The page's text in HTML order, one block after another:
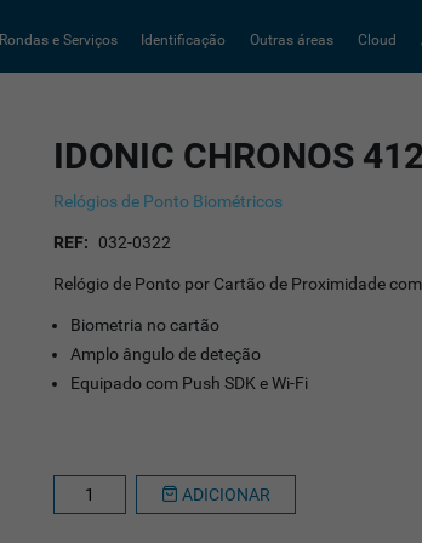
Rondas e Serviços Identificação Outras áreas Cloud
IDONIC CHRONOS
Relógios de Ponto Biométricos
REF: 032-0322
Relógio de Ponto por Cartão de Proximidade
Biometria no cartão
Amplo ângulo de deteção
Equipado com Push SDK e Wi-Fi
ADICIONAR